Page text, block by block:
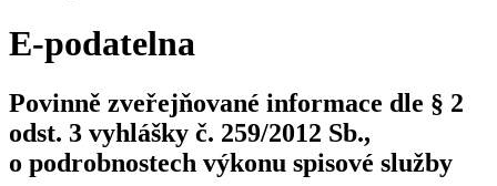
E-podatelna
Povinně zveřejňované informace dle § 2
odst. 3 vyhlášky č. 259/2012 Sb.,
o podrobnostech výkonu spisové služby